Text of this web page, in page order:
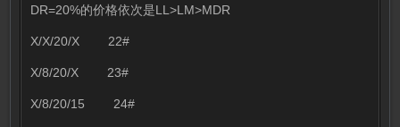
DR=20%的价格依次是LL>LM>MDR
X/X/20/X 22#
X/8/20/X 23#
X/8/20/15 24#